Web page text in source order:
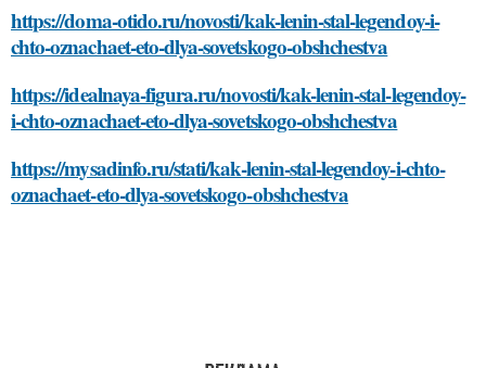
https://doma-otido.ru/novosti/kak-lenin-stal-legendoy-i-
chto-oznachaet-eto-dlya-sovetskogo-obshchestva
https://idealnaya-figura.ru/novosti/kak-lenin-stal-legendoy-
i-chto-oznachaet-eto-dlya-sovetskogo-obshchestva
https://mysadinfo.ru/stati/kak-lenin-stal-legendoy-i-chto-
oznachaet-eto-dlya-sovetskogo-obshchestva